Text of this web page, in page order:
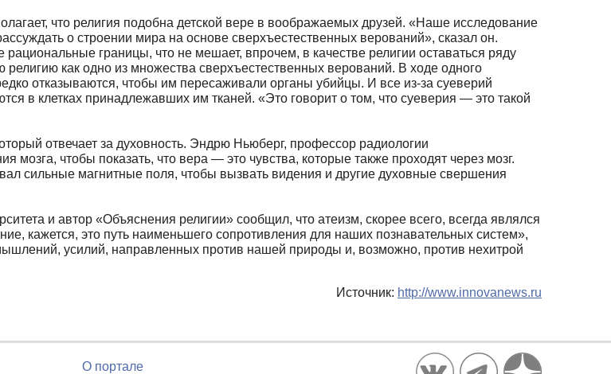
что религия подобна детской вере в воображаемых друзей. «Наше исследование
о строении мира на основе сверхъестественных верований», сказал он.
границы, что не мешает, впрочем, в качестве религии оставаться ряду
как одно из множества сверхъестественных верований. В ходе одного
отказываются, чтобы им пересаживали органы убийцы. И все из-за суеверий
в клетках принадлежавших им тканей. «Это говорит о том, что суеверия — это такой
отвечает за духовность. Эндрю Ньюберг, профессор радиологии
мозга, чтобы показать, что вера — это чувства, которые также проходят через мозг.
сильные магнитные поля, чтобы вызвать видения и другие духовные свершения
и автор «Объяснения религии» сообщил, что атеизм, скорее всего, всегда являлся
кажется, это путь наименьшего сопротивления для наших познавательных систем»,
усилий, направленных против нашей природы и, возможно, против нехитрой
Источник: http://www.innovanews.ru
О портале